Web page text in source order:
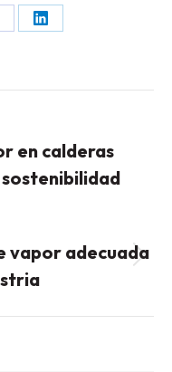
Share
LinkedIn
en calderas
vapor adecuada